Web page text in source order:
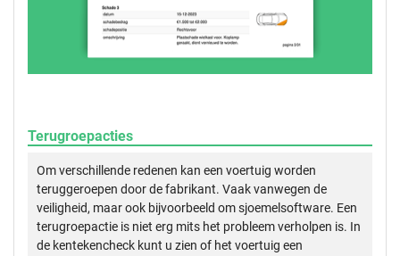
Terugroepacties
Om verschillende redenen kan een voertuig worden
teruggeroepen door de fabrikant. Vaak vanwegen de
veiligheid, maar ook bijvoorbeeld om sjoemelsoftware. Een
terugroepactie is niet erg mits het probleem verholpen is. In
de kentekencheck kunt u zien of het voertuig een